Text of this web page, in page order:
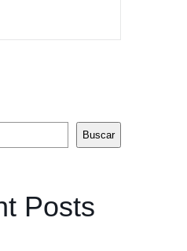
Buscar
Posts